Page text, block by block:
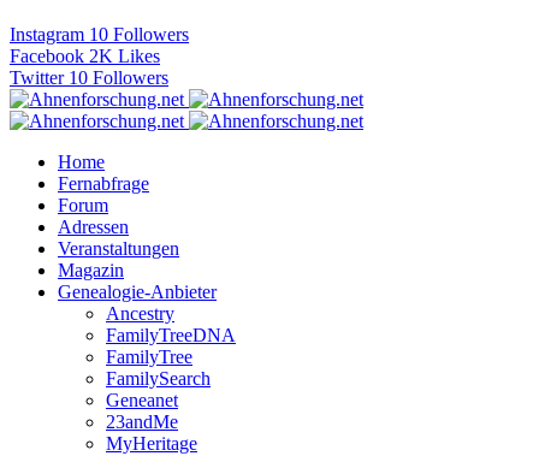
Instagram 10 Followers
Facebook 2K Likes
Twitter 10 Followers
Home
Fernabfrage
Forum
Adressen
Veranstaltungen
Magazin
Genealogie-Anbieter
Ancestry
FamilyTreeDNA
FamilyTree
FamilySearch
Geneanet
23andMe
MyHeritage